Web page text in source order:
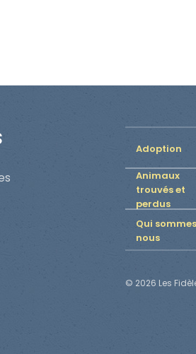
Adoption
Animaux
trouvés et
perdus
Qui
nous
© 2026 Les